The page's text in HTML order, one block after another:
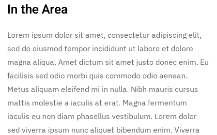
In the Area
Lorem ipsum dolor sit amet, consectetur adipiscing elit,
sed do eiusmod tempor incididunt ut labore et dolore
magna aliqua. Amet dictum sit amet justo donec enim. Eu
facilisis sed odio morbi quis commodo odio aenean.
Metus aliquam eleifend mi in nulla. Nibh mauris cursus
mattis molestie a iaculis at erat. Magna fermentum
iaculis eu non diam phasellus vestibulum. Lorem dolor
sed viverra ipsum nunc aliquet bibendum enim. Viverra